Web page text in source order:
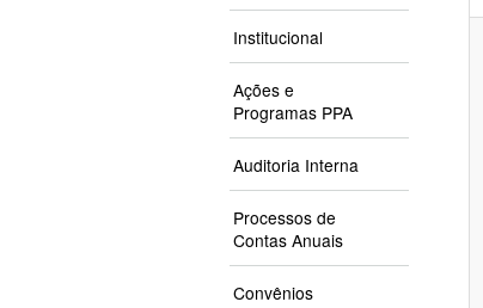
Institucional
Ações e
Programas PPA
Auditoria Interna
Processos de
Contas Anuais
Convênios